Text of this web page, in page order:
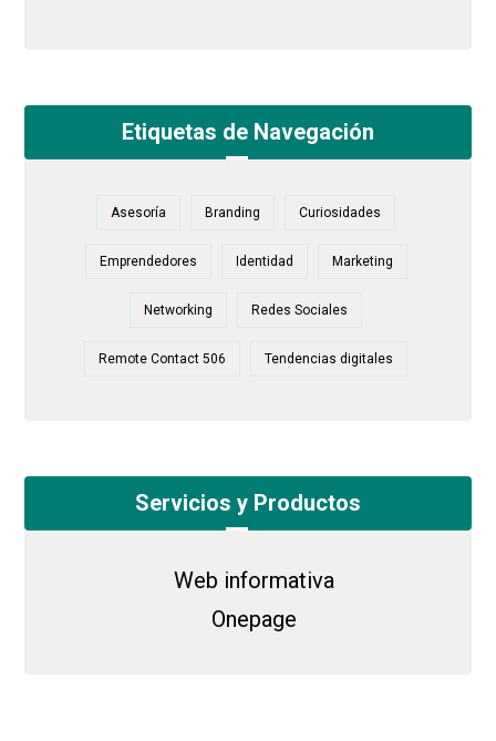
Etiquetas de Navegación
Asesoría Branding Curiosidades
Emprendedores Identidad Marketing
Networking Redes Sociales
Remote Contact 506 Tendencias digitales
Servicios y Productos
Web informativa
Onepage